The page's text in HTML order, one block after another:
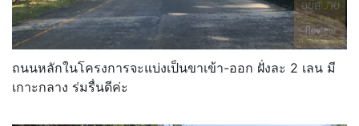
ถนนหลักในโครงการจะแบ่งเป็นขาเข้า-ออก ฝั่งละ 2 เลน มี
เกาะกลาง ร่มรื่นดีค่ะ